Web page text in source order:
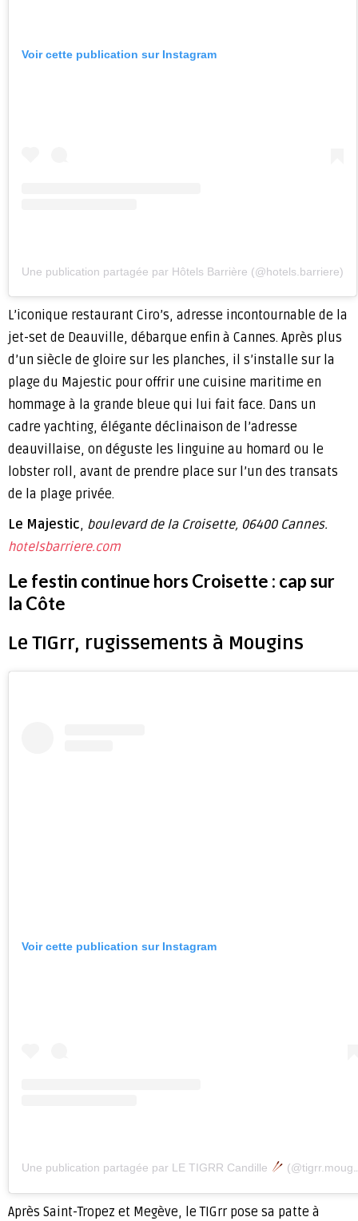
Voir cette publication sur Instagram
Une publication partagée par Hôtels Barrière (@hotels.barriere)
L’iconique restaurant Ciro’s, adresse incontournable de la
jet-set de Deauville, débarque enfin à Cannes. Après plus
d’un siècle de gloire sur les planches, il s’installe sur la
plage du Majestic pour offrir une cuisine maritime en
hommage à la grande bleue qui lui fait face. Dans un
cadre yachting, élégante déclinaison de l’adresse
deauvillaise, on déguste les linguine au homard ou le
lobster roll, avant de prendre place sur l’un des transats
de la plage privée.
Le Majestic, boulevard de la Croisette, 06400 Cannes.
hotelsbarriere.com
Le festin continue hors Croisette : cap sur
la Côte
Le TIGrr, rugissements à Mougins
Voir cette publication sur Instagram
Une publication partagée par LE TIGRR Candille (@tigrr.mougins)
Après Saint-Tropez et Megève, le TIGrr pose sa patte à